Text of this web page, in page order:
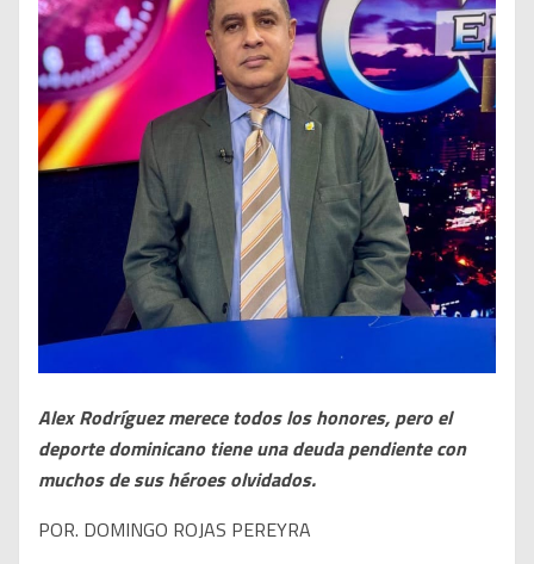
Alex Rodríguez merece todos los honores, pero el
deporte dominicano tiene una deuda pendiente con
muchos de sus héroes olvidados.
POR. DOMINGO ROJAS PEREYRA